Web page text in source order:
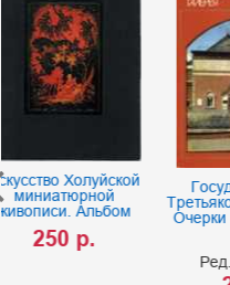
Государственная
Третьяковская галерея.
Очерки истории 1856-
1917